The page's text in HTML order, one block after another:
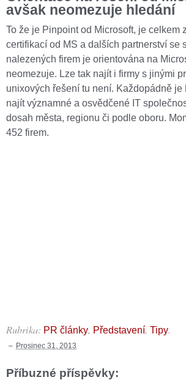
avšak neomezuje hledání
To že je Pinpoint od Microsoft, je celkem
certifikací od MS a dalších partnerství se
nalezených firem je orientována na
neomezuje. Lze tak najít i firmy s jinými
unixových řešení tu není. Každopádně
najít významné a osvědčené IT
dosah města, regionu či podle oboru.
452 firem.
Rubrika: PR články, Představení, Tipy.
Prosinec 31, 2013
Příbuzné příspěvky: